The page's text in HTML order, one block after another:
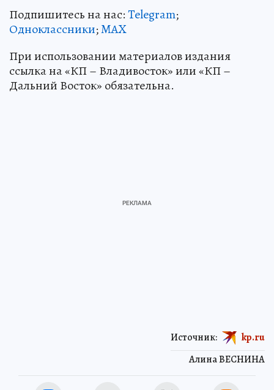
Подпишитесь на нас:Telegram;
Одноклассники;MAX
При использовании материалов издания
ссылка на «КП – Владивосток» или «КП –
Дальний Восток» обязательна.
Алина ВЕСНИНА
Источник: kp.ru